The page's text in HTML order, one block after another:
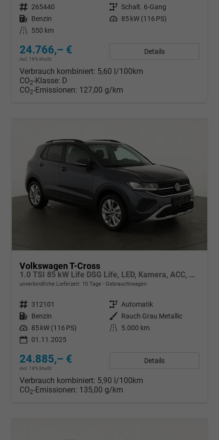
Fahrzeugnr. 265440 Getriebe Schalt. 6-Gang
Kraftstoff Benzin Leistung 85 kW (116 PS)
Kilometerstand
550 km
24.766,– €
incl. 19% MwSt.
Details
Verbrauch kombiniert: 5,60 l/100km
CO2-Klasse: D
CO2-Emissionen: 127,00 g/km
Volkswagen T-Cross
1.0 TSI 85 kW Life DSG Life, LED, Kamera, ACC, Side, Winter, 17-Zoll, 3-J. Garantie
unverbindliche Lieferzeit: 10 Tage Gebrauchtwagen
Fahrzeugnr. 312101 Getriebe Automatik
Kraftstoff Benzin Außenfarbe
Rauch Grau Metallic
Leistung 85 kW (116 PS) Kilometerstand
5.000 km
01.11.2025
24.885,– €
incl. 19% MwSt.
Details
Verbrauch kombiniert: 5,90 l/100km
CO2-Emissionen: 135,00 g/km